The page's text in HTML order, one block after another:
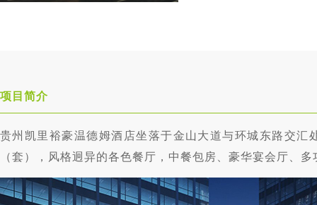
项目简介
贵州凯里裕豪温德姆酒店坐落于金山大道与环城东路交
（套），风格迥异的各色餐厅，中餐包房、豪华宴会厅、